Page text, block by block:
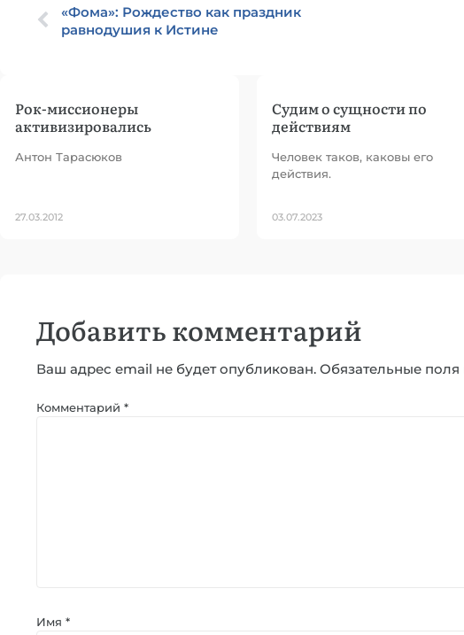
«Фома»: Рождество как праздник
равнодушия к Истине
Рок-миссионеры
активизировались
Антон Тарасюков
27.03.2012
Судим о сущности по
действиям
Человек таков, каковы его
действия.
03.07.2023
Добавить комментарий
Ваш адрес email не будет опубликован. Обязательные
Комментарий *
Имя *